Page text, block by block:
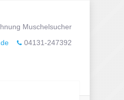
Muschelsucher
04131-247392